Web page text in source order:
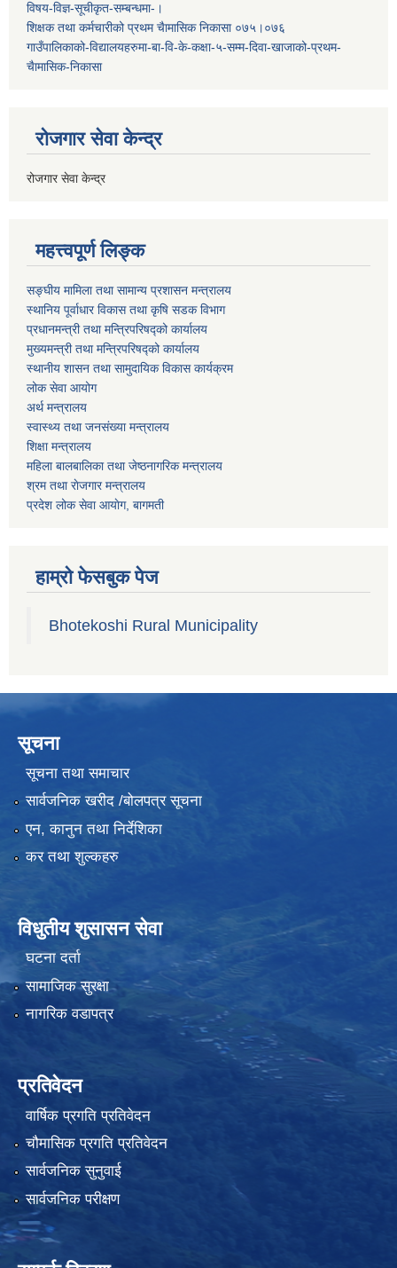
विषय-विज्ञ-सूचीकृत-सम्बन्धमा-।
शिक्षक तथा कर्मचारीको प्रथम च‌ैामासिक निकासा ०७५।०७६
गाउँपालिकाको-विद्यालयहरुमा-बा-वि-के-कक्षा-५-सम्म-दिवा-खाजाको-प्रथम-
चैामासिक-निकासा
रोजगार सेवा केन्द्र
रोजगार सेवा केन्द्र
महत्त्वपूर्ण लिङ्क
सङ्घीय मामिला तथा सामान्य प्रशासन मन्त्रालय
स्थानिय पूर्वाधार विकास तथा कृषि सडक विभाग
प्रधानमन्त्री तथा मन्त्रिपरिषद्को कार्यालय
मुख्यमन्त्री तथा मन्त्रिपरिषद्को कार्यालय
स्थानीय शासन तथा सामुदायिक विकास कार्यक्रम
लोक सेवा आयोग
अर्थ मन्त्रालय
स्वास्थ्य तथा जनस‌ंख्या मन्त्रालय
शिक्षा मन्त्रालय
महिला बालबालिका तथा जेष्ठनागरिक मन्त्रालय
श्रम तथा राेजगार मन्त्रालय
प्रदेश लोक सेवा आयाेग, बागमती
हाम्रो फेसबुक पेज
Bhotekoshi Rural Municipality
सूचना
सूचना तथा समाचार
सार्वजनिक खरीद /बोलपत्र सूचना
एन, कानुन तथा निर्देशिका
कर तथा शुल्कहरु
विधुतीय शुसासन सेवा
घटना दर्ता
सामाजिक सुरक्षा
नागरिक वडापत्र
प्रतिवेदन
वार्षिक प्रगति प्रतिवेदन
चौमासिक प्रगति प्रतिवेदन
सार्वजनिक सुनुवाई
सार्वजनिक परीक्षण